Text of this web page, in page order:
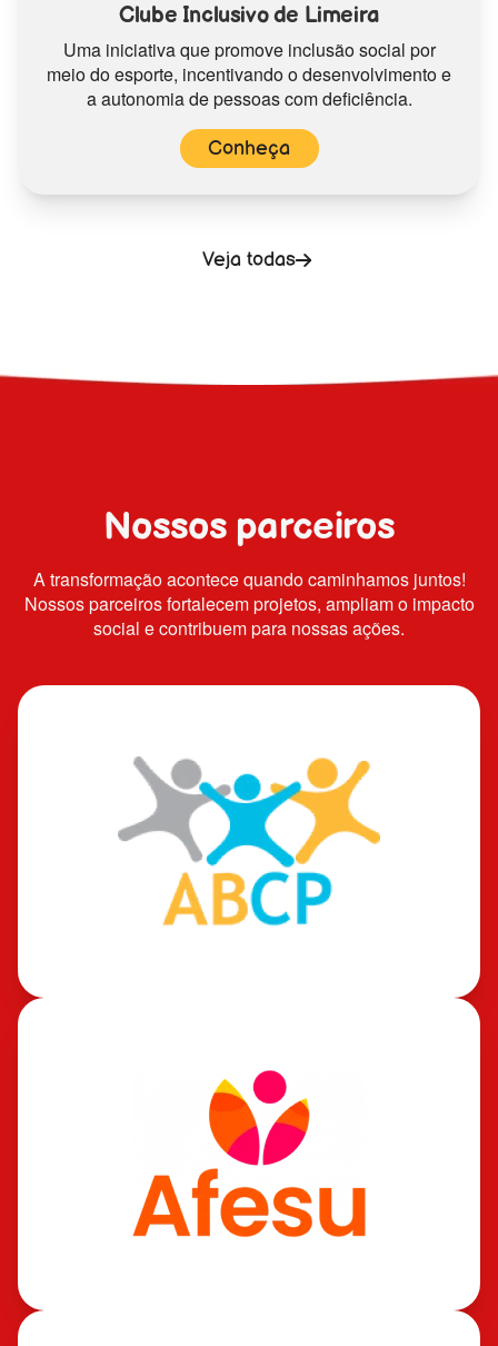
Clube Inclusivo de Limeira
Uma iniciativa que promove inclusão social por
meio do esporte, incentivando o desenvolvimento e
a autonomia de pessoas com deficiência.
Conheça
Veja todas
Nossos parceiros
A transformação acontece quando caminhamos juntos!
Nossos parceiros fortalecem projetos, ampliam o impacto
social e contribuem para nossas ações.